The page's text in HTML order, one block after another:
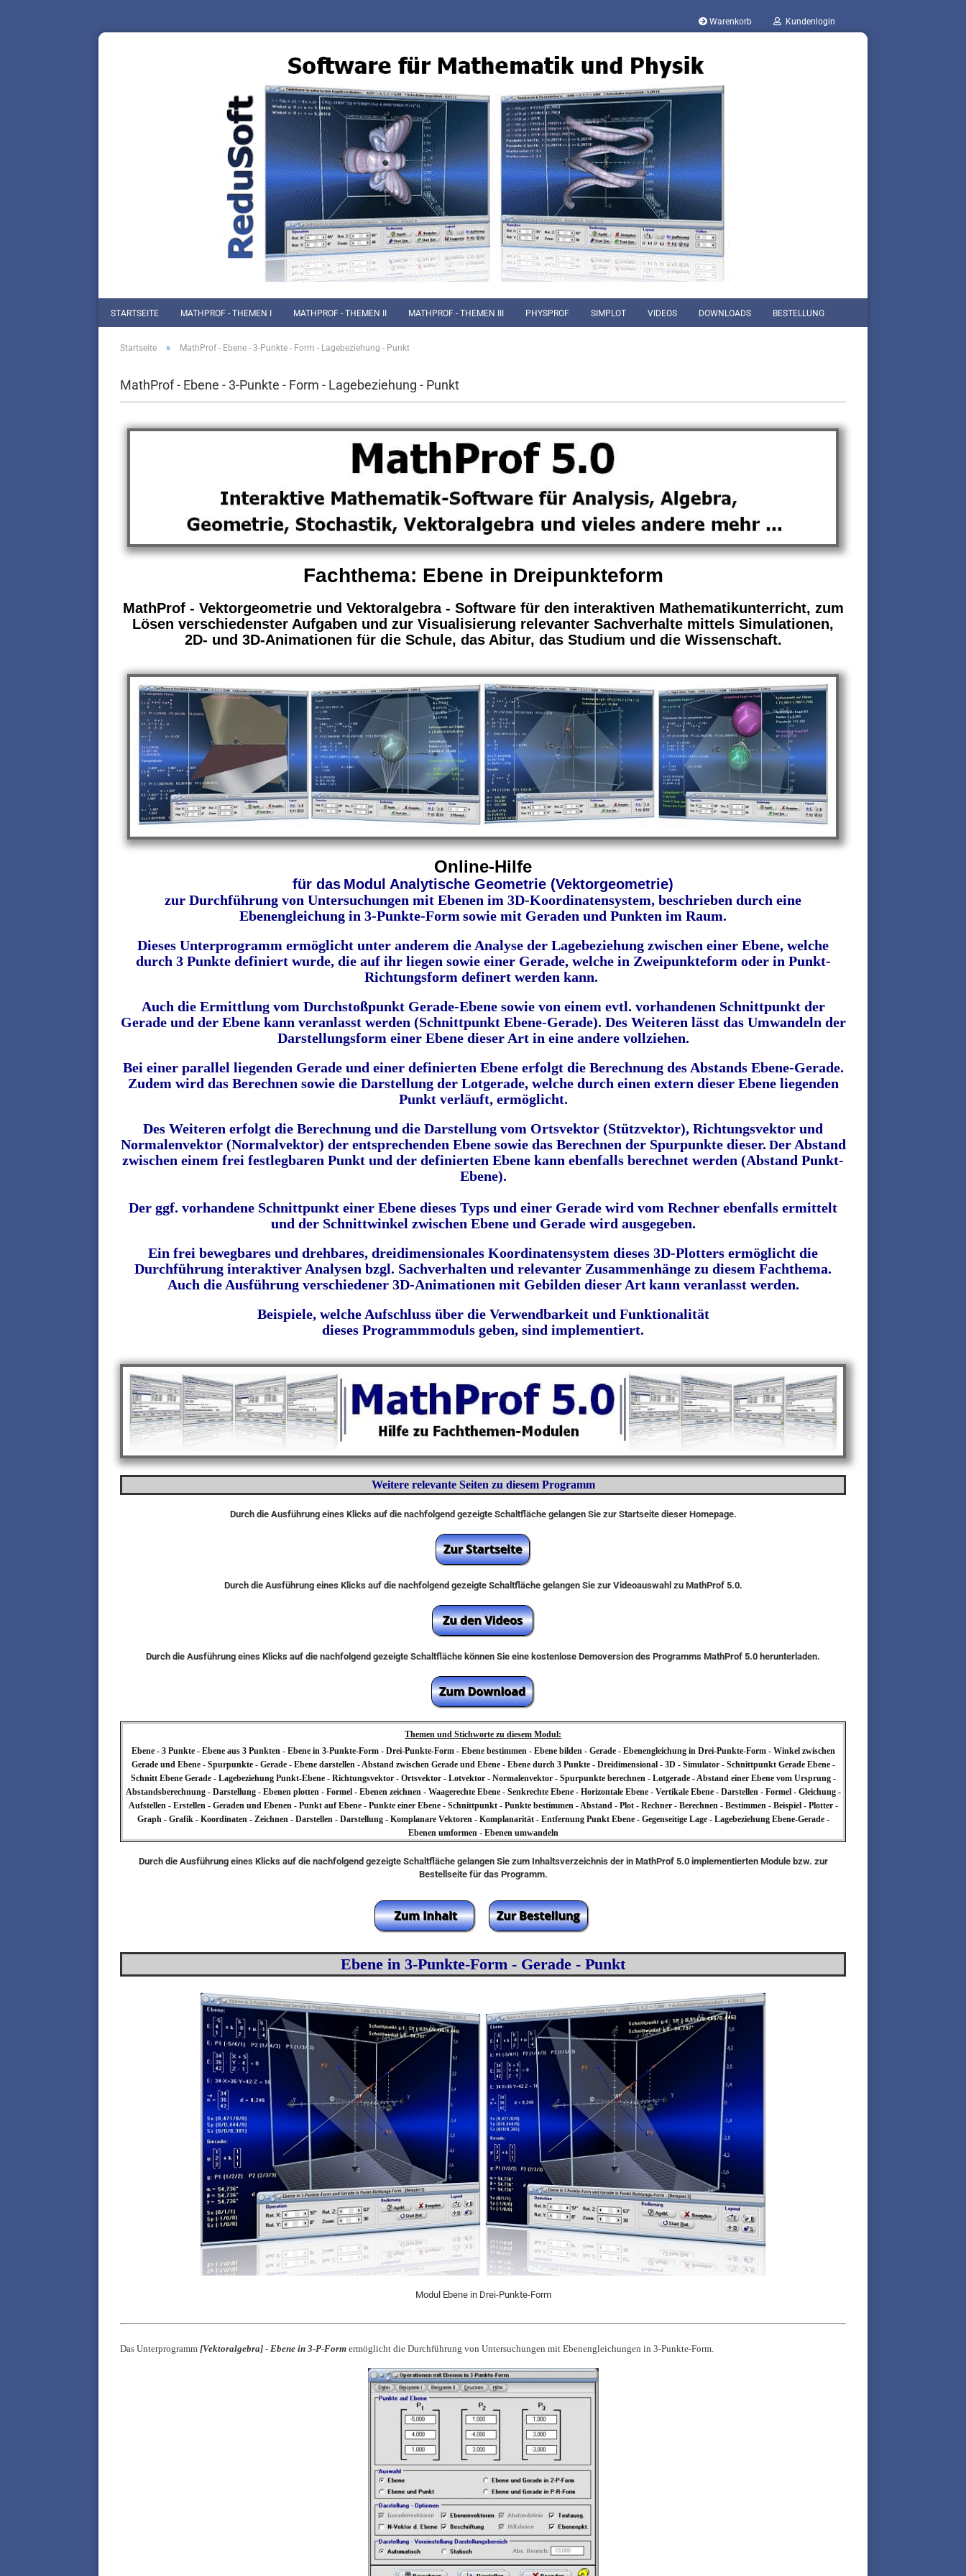
Warenkorb Kundenlogin
STARTSEITE MATHPROF - THEMEN I MATHPROF - THEMEN II MATHPROF - THEMEN III PHYSPROF SIMPLOT VIDEOS DOWNLOADS BESTELLUNG
Startseite » MathProf - Ebene - 3-Punkte - Form - Lagebeziehung - Punkt
MathProf - Ebene - 3-Punkte - Form - Lagebeziehung - Punkt
Fachthema: Ebene in Dreipunkteform
MathProf - Vektorgeometrie und Vektoralgebra - Software für den interaktiven Mathematikunterricht, zum
Lösen verschiedenster Aufgaben und zur Visualisierung relevanter Sachverhalte mittels Simulationen,
2D- und 3D-Animationen für die Schule, das Abitur, das Studium und die Wissenschaft.
Online-Hilfe
für das Modul Analytische Geometrie (Vektorgeometrie)
zur Durchführung von Untersuchungen mit Ebenen im 3D-Koordinatensystem, beschrieben durch eine
Ebenengleichung in 3-Punkte-Form sowie mit Geraden und Punkten im Raum.
Dieses Unterprogramm ermöglicht unter anderem die Analyse der Lagebeziehung zwischen einer Ebene, welche
durch 3 Punkte definiert wurde, die auf ihr liegen sowie einer Gerade, welche in Zweipunkteform oder in Punkt-
Richtungsform definert werden kann.
Auch die Ermittlung vom Durchstoßpunkt Gerade-Ebene sowie von einem evtl. vorhandenen Schnittpunkt der
Gerade und der Ebenekann veranlasst werden (Schnittpunkt Ebene-Gerade). Des Weiteren lässt das Umwandeln der
Darstellungsform einer Ebene dieser Art in eine andere vollziehen.
Bei einer parallel liegenden Gerade und einer definierten Ebene erfolgt die Berechnung des Abstands Ebene-Gerade.
Zudem wird das Berechnen sowie die Darstellung der Lotgerade, welche durch einen extern dieser Ebene liegenden
Punkt verläuft, ermöglicht.
Des Weiteren erfolgt die Berechnung und die Darstellung vom Ortsvektor (Stützvektor), Richtungsvektor und
Normalenvektor (Normalvektor) der entsprechenden Ebene sowie das Berechnen der Spurpunkte dieser. Der Abstand
zwischen einem frei festlegbaren Punkt und der definierten Ebene kann ebenfalls berechnet werden (Abstand Punkt-
Ebene).
Der ggf. vorhandene Schnittpunkt einer Ebene dieses Typs und einer Gerade wird vom Rechner ebenfalls ermittelt
und der Schnittwinkel zwischen Ebene und Gerade wird ausgegeben.
Ein frei bewegbares und drehbares, dreidimensionales Koordinatensystem dieses 3D-Plotters ermöglicht die
Durchführung interaktiver Analysen bzgl. Sachverhalten und relevanter Zusammenhänge zu diesem Fachthema.
Auch die Ausführung verschiedener 3D-Animationen mit Gebilden dieser Art kann veranlasst werden.
Beispiele, welche Aufschluss über die Verwendbarkeit und Funktionalität
dieses Programmmoduls geben, sind implementiert.
Weitere relevante Seiten zu diesem Programm
Durch die Ausführung eines Klicks auf die nachfolgend gezeigte Schaltfläche gelangen Sie zur Startseite dieser Homepage.
Durch die Ausführung eines Klicks auf die nachfolgend gezeigte Schaltfläche gelangen Sie zur Videoauswahl zu MathProf 5.0.
Durch die Ausführung eines Klicks auf die nachfolgend gezeigte Schaltfläche können Sie eine kostenlose Demoversion des Programms MathProf 5.0 herunterladen.
Themen und Stichworte zu diesem Modul:
Ebene - 3 Punkte - Ebene aus 3 Punkten - Ebene in 3-Punkte-Form - Drei-Punkte-Form - Ebene bestimmen - Ebene bilden - Gerade - Ebenengleichung in Drei-Punkte-Form - Winkel zwischen
Gerade und Ebene - Spurpunkte - Gerade - Ebene darstellen - Abstand zwischen Gerade und Ebene - Ebene durch 3 Punkte - Dreidimensional - 3D - Simulator - Schnittpunkt Gerade Ebene -
Schnitt Ebene Gerade - Lagebeziehung Punkt-Ebene - Richtungsvektor - Ortsvektor - Lotvektor - Normalenvektor - Spurpunkte berechnen - Lotgerade - Abstand einer Ebene vom Ursprung -
Abstandsberechnung - Darstellung - Ebenen plotten - Formel - Ebenen zeichnen - Waagerechte Ebene - Senkrechte Ebene - Horizontale Ebene - Vertikale Ebene - Darstellen - Formel - Gleichung -
Aufstellen - Erstellen - Geraden und Ebenen - Punkt auf Ebene - Punkte einer Ebene - Schnittpunkt - Punkte bestimmen - Abstand - Plot - Rechner - Berechnen - Bestimmen - Beispiel - Plotter -
Graph - Grafik - Koordinaten - Zeichnen - Darstellen - Darstellung - Komplanare Vektoren - Komplanarität - Entfernung Punkt Ebene - Gegenseitige Lage - Lagebeziehung Ebene-Gerade -
Ebenen umformen - Ebenen umwandeln
Durch die Ausführung eines Klicks auf die nachfolgend gezeigte Schaltfläche gelangen Sie zum Inhaltsverzeichnis der in MathProf 5.0 implementierten Module bzw. zur
Bestellseite für das Programm.
Ebene in 3-Punkte-Form - Gerade - Punkt
Modul Ebene in Drei-Punkte-Form
Das Unterprogramm [Vektoralgebra] - Ebene in 3-P-Form ermöglicht die Durchführung von Untersuchungen mit Ebenengleichungen in 3-Punkte-Form.